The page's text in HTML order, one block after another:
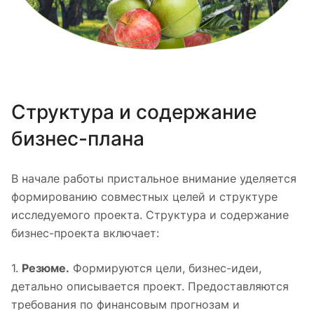
Структура и содержание
бизнес-плана
В начале работы пристальное внимание уделяется
формированию совместных целей и структуре
исследуемого проекта. Структура и содержание
бизнес-проекта включает:
1. Резюме. Формируются цели, бизнес-идеи,
детально описывается проект. Предоставляются
требования по финансовым прогнозам и